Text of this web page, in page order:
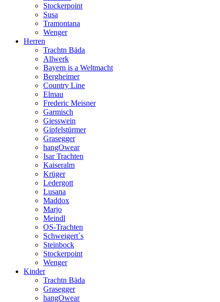
Stockerpoint
Susa
Tramontana
Wenger
Herren
Trachtn Bäda
Allwerk
Bayern is a Weltmacht
Bergheimer
Country Line
Elmau
Frederic Meisner
Garmisch
Giesswein
Gipfelstürmer
Grasegger
hangOwear
Isar Trachten
Kaiseralm
Krüger
Ledergott
Lusana
Maddox
Marjo
Meindl
OS-Trachten
Schweigert´s
Steinbock
Stockerpoint
Wenger
Kinder
Trachtn Bäda
Grasegger
hangOwear